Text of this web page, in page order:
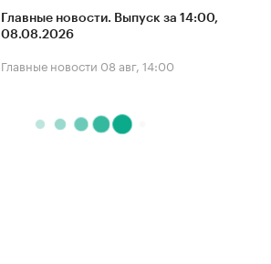
Главные новости. Выпуск за 14:00,
08.08.2026
Главные новости 08 авг, 14:00